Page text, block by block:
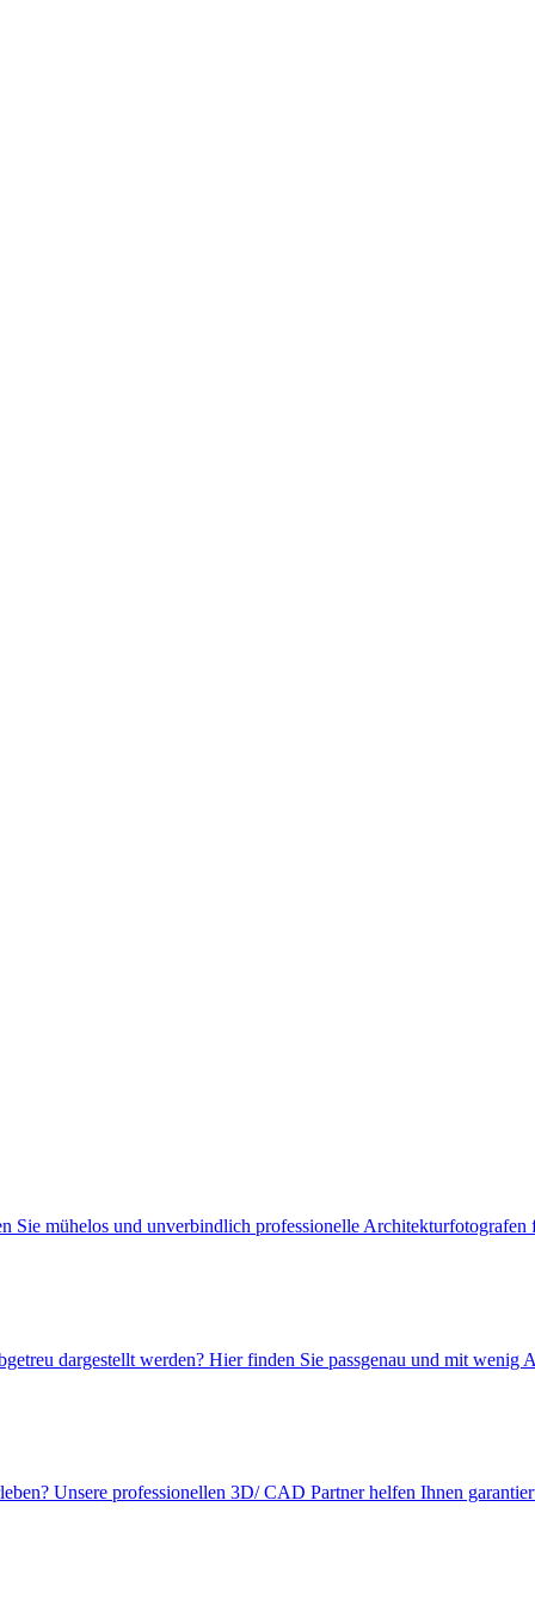
Sie mühelos und unverbindlich professionelle
dargestellt werden? Hier finden Sie passgenau und mit
Unsere professionellen 3D/ CAD Partner helfen Ihnen